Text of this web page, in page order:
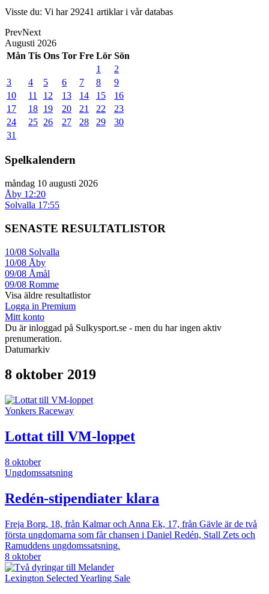
Visste du: Vi har 29241 artiklar i vår databas
PrevNext
Augusti 2026
Mån Tis Ons Tor Fre Lör Sön
1
2
3
4 5 6 7 8
9
10
11 12 13 14 15
16
17
18 19 20 21 22
23
24
25 26 27 28 29
30
31
Spelkalendern
måndag 10 augusti 2026
Åby 12:20
Solvalla 17:55
SENASTE RESULTATLISTOR
10/08 Solvalla
10/08 Åby
09/08 Åmål
09/08 Romme
Visa äldre resultatlistor
Logga in Premium
Mitt konto
Du är inloggad på Sulkysport.se - men du har ingen aktiv
prenumeration.
Datumarkiv
8 oktober 2019
Yonkers Raceway
Lottat till VM-loppet
8 oktober
Ungdomssatsning
Redén-stipendiater klara
Freja Borg, 18, från Kalmar och Anna Ek, 17, från Gävle är de två
första ungdomarna som får chansen i Daniel Redén, Stall Zets och
Ramuddens ungdomssatsning.
8 oktober
Lexington Selected Yearling Sale